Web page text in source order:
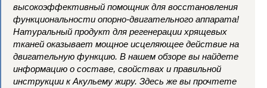
высокоэффективный помощник для восстановления
функциональности опорно-двигательного аппарата!
Натуральный продукт для регенерации хрящевых
тканей оказывает мощное исцеляющее действие на
двигательную функцию. В нашем обзоре вы найдете
информацию о составе, свойствах и правильной
инструкции к Акульему жиру. Здесь же вы прочтете